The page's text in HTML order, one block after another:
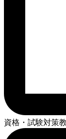
資格・試験対策